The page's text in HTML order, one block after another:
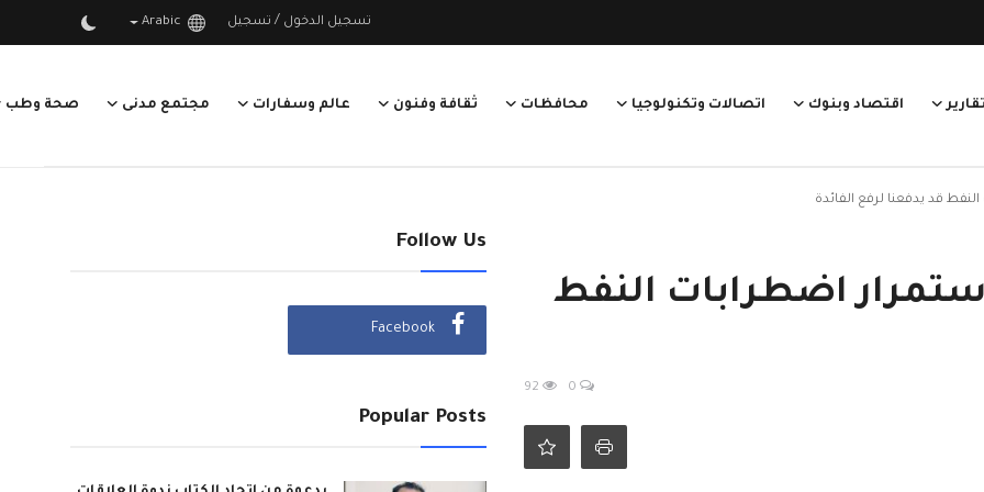
تسجيل الدخول / تسجيل Arabic
اقتصاد وبنوك اتصالات وتكنولوجيا محافظات ثقافة وفنون عالم وسفارات مجتمع مدنى
صحة وطب
قد يدفعنا لرفع الفائدة
اضطرابات النفط
0
92
Follow Us
Facebook
Popular Posts